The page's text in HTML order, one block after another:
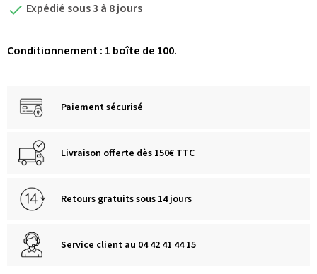
 Expédié sous 3 à 8 jours
Conditionnement : 1 boîte de 100.
Paiement sécurisé
Livraison offerte dès 150€ TTC
Retours gratuits sous 14 jours
Service client au 04 42 41 44 15